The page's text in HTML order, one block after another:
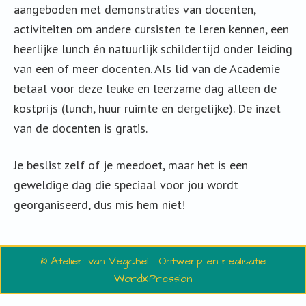
aangeboden met demonstraties van docenten,
activiteiten om andere cursisten te leren kennen, een
heerlijke lunch én natuurlijk schildertijd onder leiding
van een of meer docenten. Als lid van de Academie
betaal voor deze leuke en leerzame dag alleen de
kostprijs (lunch, huur ruimte en dergelijke). De inzet
van de docenten is gratis.
Je beslist zelf of je meedoet, maar het is een
geweldige dag die speciaal voor jou wordt
georganiseerd, dus mis hem niet!
© Atelier van Vegchel · Ontwerp en realisatie
WordXPression